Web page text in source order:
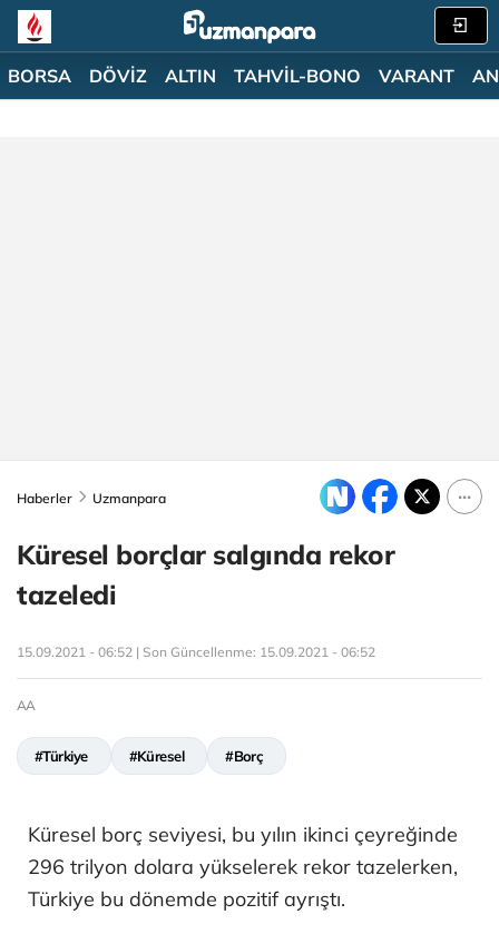
BORSA DÖVİZ ALTIN TAHVİL-BONO VARANT
Haberler Uzmanpara
Küresel borçlar salgında rekor
tazeledi
15.09.2021 - 06:52 | Son Güncellenme: 15.09.2021 - 06:52
AA
#Türkiye #Küresel #Borç
Küresel borç seviyesi, bu yılın ikinci çeyreğinde
296 trilyon dolara yükselerek rekor tazelerken,
Türkiye bu dönemde pozitif ayrıştı.